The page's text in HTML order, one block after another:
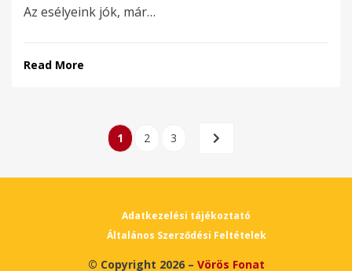
Az esélyeink jók, már…
Read More
Bejegyzések
PAGE
1 PAGE
2 PAGE
3
NEXT
Adatkezelési tájékoztató
Általános Szerződési Feltételek
© Copyright 2026 – Vörös Fonat